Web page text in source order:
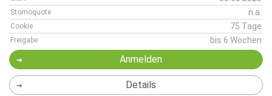
Stornoquote n.a.
Cookie 75 Tage
Freigabe bis 6 Wochen
Anmelden
Details